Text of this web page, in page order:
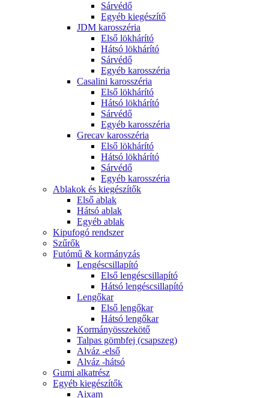
Sárvédő
Egyéb kiegészítő
JDM karosszéria
Első lökhárító
Hátsó lökhárító
Sárvédő
Egyéb karosszéria
Casalini karosszéria
Első lökhárító
Hátsó lökhárító
Sárvédő
Egyéb karosszéria
Grecav karosszéria
Első lökhárító
Hátsó lökhárító
Sárvédő
Egyéb karosszéria
Ablakok és kiegészítők
Első ablak
Hátsó ablak
Egyéb ablak
Kipufogó rendszer
Szűrők
Futómű & kormányzás
Lengéscsillapító
Első lengéscsillapító
Hátsó lengéscsillapító
Lengőkar
Első lengőkar
Hátsó lengőkar
Kormányösszekötő
Talpas gömbfej (csapszeg)
Alváz -első
Alváz -hátsó
Gumi alkatrész
Egyéb kiegészítők
Aixam